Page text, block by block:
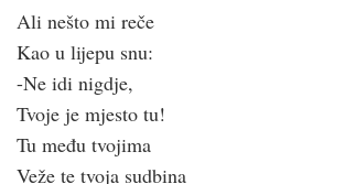
Ali nešto mi reče
Kao u lijepu snu:
-Ne idi nigdje,
Tvoje je mjesto tu!
Tu među tvojima
Veže te tvoja sudbina